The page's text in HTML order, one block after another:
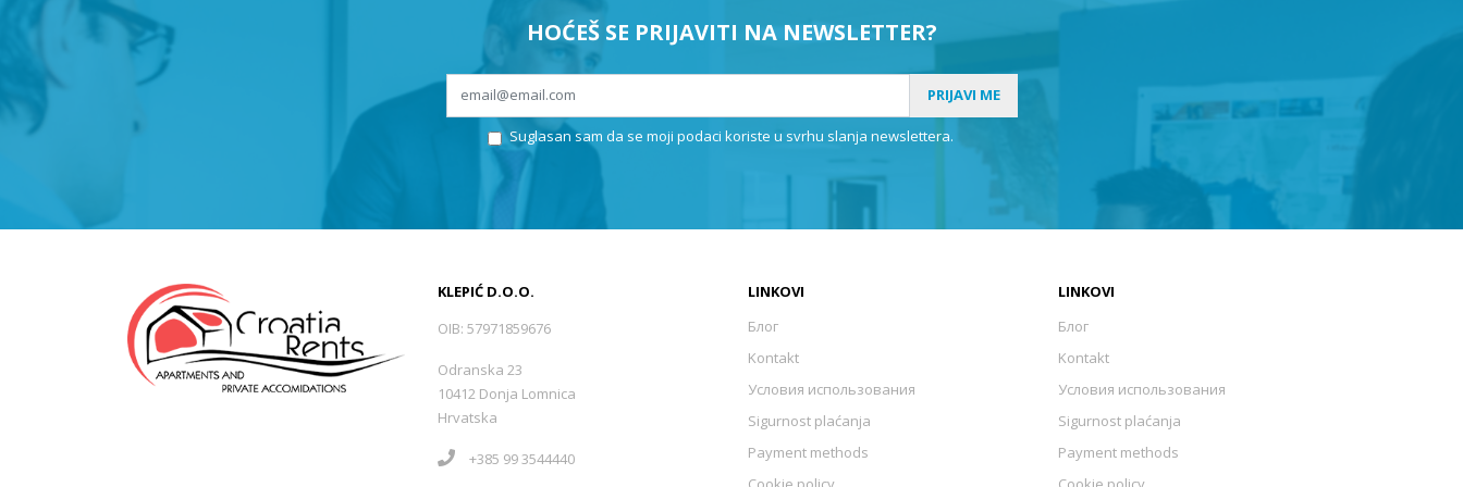
HOĆEŠ SE PRIJAVITI NA NEWSLETTER?
PRIJAVI ME
Suglasan sam da se moji podaci koriste u svrhu slanja newslettera.
KLEPIĆ D.O.O.
OIB: 57971859676
Odranska 23
10412 Donja Lomnica
Hrvatska
+385 99 3544440
LINKOVI
Блог
Kontakt
Условия использования
Sigurnost plaćanja
Payment methods
LINKOVI
Блог
Kontakt
Условия использования
Sigurnost plaćanja
Payment methods